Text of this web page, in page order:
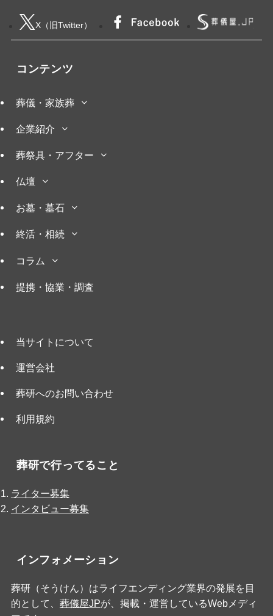
X（旧Twitter）
コンテンツ
葬儀・家族葬
企業紹介
葬祭具・アフター
仏壇
お墓・墓石
終活・相続
コラム
提携・協業・調査
当サイトについて
運営会社
葬研へのお問い合わせ
利用規約
葬研で行ってること
ライター募集
インタビュー募集
インフォメーション
葬研（そうけん）はライフエンディング業界の発展を目
的として、 葬儀屋JPが、掲載・運営しているWebメディ